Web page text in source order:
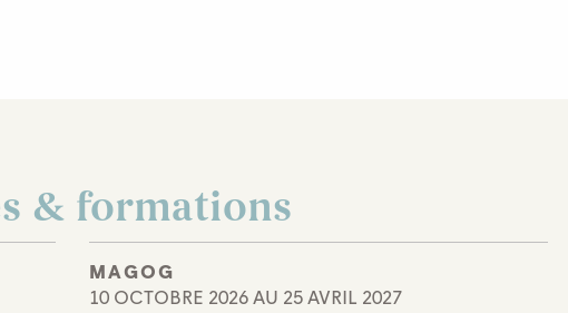
& formations
MAGOG
10 OCTOBRE 2026 AU 25 AVRIL 2027